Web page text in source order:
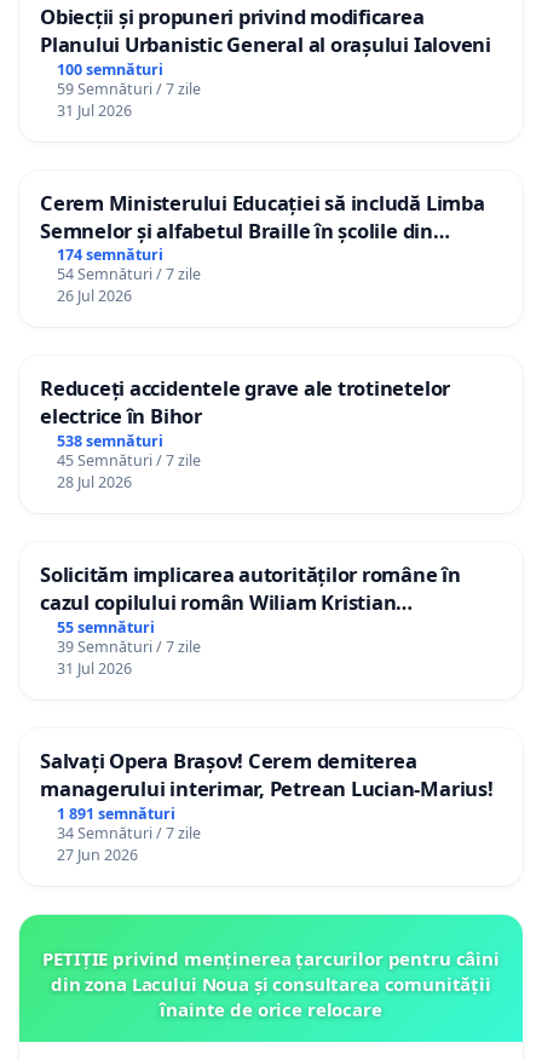
Obiecții și propuneri privind modificarea
Planului Urbanistic General al orașului Ialoveni
100 semnături
59 Semnături / 7 zile
31 Jul 2026
Cerem Ministerului Educației să includă Limba
Semnelor și alfabetul Braille în școlile din
Republica Moldova!
174 semnături
54 Semnături / 7 zile
26 Jul 2026
Reduceți accidentele grave ale trotinetelor
electrice în Bihor
538 semnături
45 Semnături / 7 zile
28 Jul 2026
Solicităm implicarea autorităților române în
cazul copilului român Wiliam Kristian
Gheorghe, aflat în plasament în Danemarca de
12 ani
55 semnături
39 Semnături / 7 zile
31 Jul 2026
Salvați Opera Brașov! Cerem demiterea
managerului interimar, Petrean Lucian-Marius!
1 891 semnături
34 Semnături / 7 zile
27 Jun 2026
PETIȚIE privind menținerea țarcurilor pentru câini
din zona Lacului Noua și consultarea comunității
înainte de orice relocare